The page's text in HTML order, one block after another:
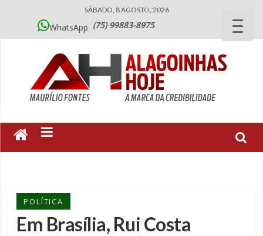
SÁBADO, 8 AGOSTO, 2026
WhatsApp (75) 99883-8975
POLÍTICA
Em Brasília, Rui Costa